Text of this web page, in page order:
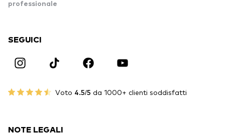
professionale
SEGUICI
Voto 4.5/5 da 1000+ clienti soddisfatti
NOTE LEGALI